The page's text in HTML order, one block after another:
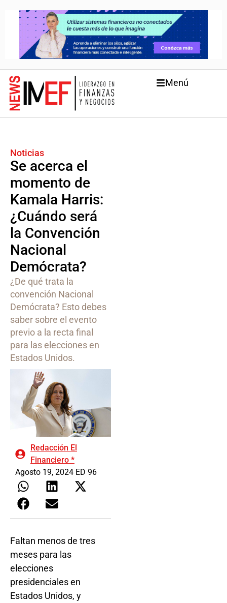
Menú
Noticias
Se acerca el
momento de
Kamala Harris:
¿Cuándo será
la Convención
Nacional
Demócrata?
¿De qué trata la
convención Nacional
Demócrata? Esto debes
saber sobre el evento
previo a la recta final
para las elecciones en
Estados Unidos.
Redacción El
Financiero *
Agosto 19, 2024 ED 96
Faltan menos de tres
meses para las
elecciones
presidenciales en
Estados Unidos, y